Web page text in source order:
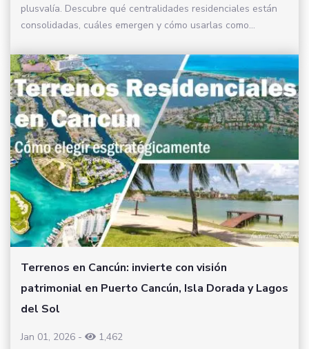
plusvalía. Descubre qué centralidades residenciales están
consolidadas, cuáles emergen y cómo usarlas como...
Terrenos en Cancún: invierte con visión
patrimonial en Puerto Cancún, Isla Dorada y Lagos
del Sol
Jan 01, 2026 -
1,462